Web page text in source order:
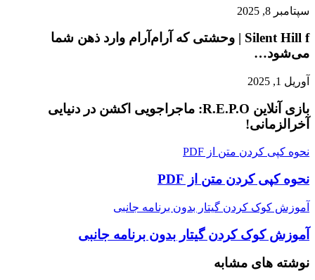
سپتامبر 8, 2025
Silent Hill f | وحشتی که آرام‌آرام وارد ذهن شما
می‌شود…
آوریل 1, 2025
بازی آنلاین R.E.P.O: ماجراجویی اکشن در دنیایی
آخرالزمانی!
نحوه کپی کردن متن از PDF
نحوه کپی کردن متن از PDF
آموزش کوک کردن گیتار بدون برنامه جانبی
آموزش کوک کردن گیتار بدون برنامه جانبی
نوشته های مشابه